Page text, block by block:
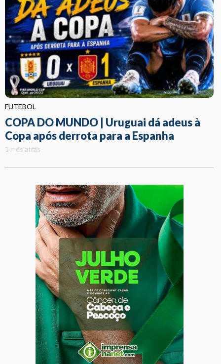
FUTEBOL
COPA DO MUNDO | Uruguai dá adeus à
Copa após derrota para a Espanha
1 mês atrás